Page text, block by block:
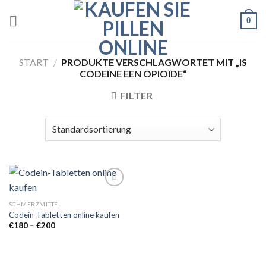
0
START / PRODUKTE VERSCHLAGWORTET MIT „IS
CODEÏNE EEN OPIOÏDE“
FILTER
Add to
SCHMERZMITTEL
Codein-Tabletten online kaufen
€180 – €200Preisspanne: